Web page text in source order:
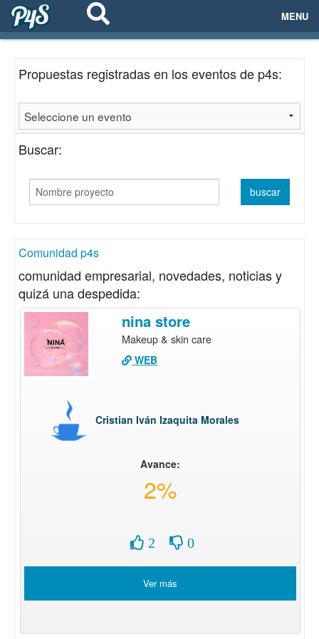
MENU
EVENTOS
EMPRESAS
PROYECTOS
NETWORKING
Propuestas registradas en los eventos de p4s:
Buscar:
Comunidad p4s
comunidad empresarial, novedades, noticias y
quizá una despedida:
nina store
Makeup & skin care
WEB
Cristian Iván Izaquita Morales
Avance:
2%
2 0
Ver más